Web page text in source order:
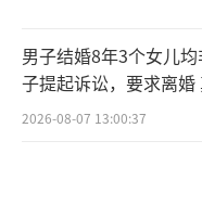
男子结婚8年3个女儿
子提起诉讼，要求离
2026-08-07 13:00:37